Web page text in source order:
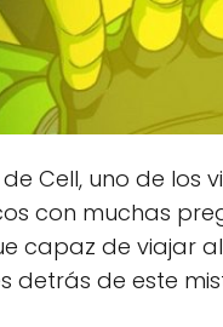
de Cell, uno de
con muchas
capaz de viajar
detrás de este